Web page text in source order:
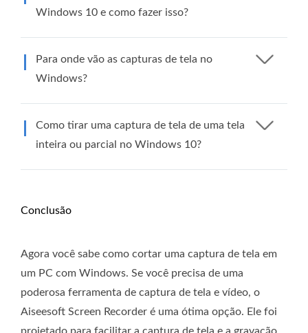
Windows 10 e como fazer isso?
Para onde vão as capturas de tela no
Windows?
Como tirar uma captura de tela de uma tela
inteira ou parcial no Windows 10?
Conclusão
Agora você sabe como cortar uma captura de tela em
um PC com Windows. Se você precisa de uma
poderosa ferramenta de captura de tela e vídeo, o
Aiseesoft Screen Recorder é uma ótima opção. Ele foi